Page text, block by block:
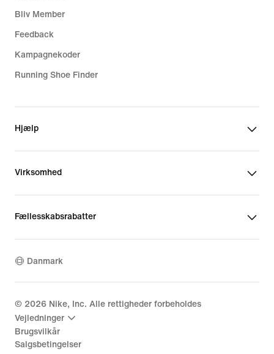
Bliv Member
Feedback
Kampagnekoder
Running Shoe Finder
Hjælp
Virksomhed
Fællesskabsrabatter
Danmark
© 2026 Nike, Inc. Alle rettigheder forbeholdes
Vejledninger
Brugsvilkår
Salgsbetingelser